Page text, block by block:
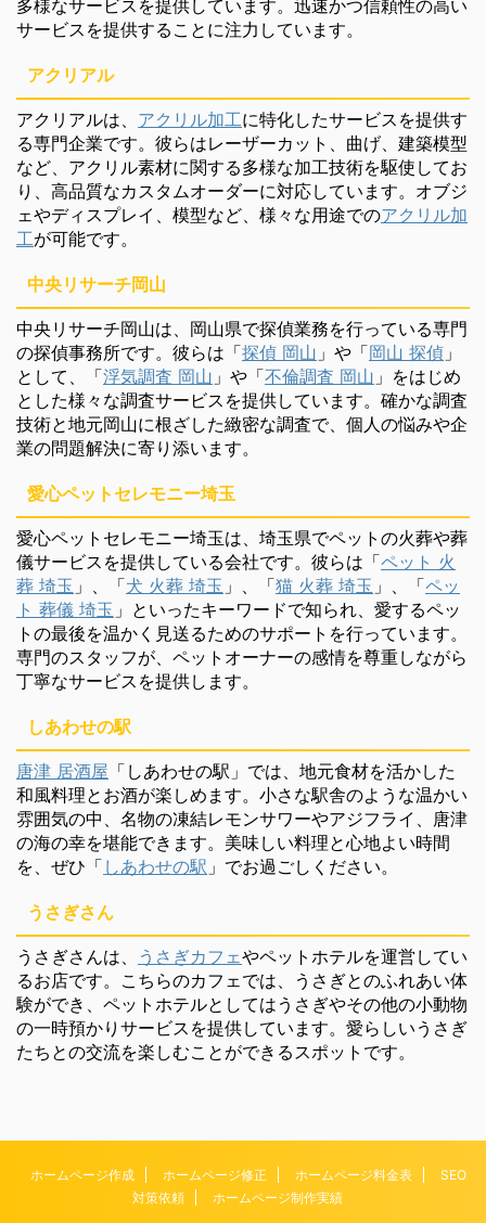
多様なサービスを提供しています。迅速かつ信頼性の高い
サービスを提供することに注力しています。
アクリアル
アクリアルは、 アクリル加工に特化したサービスを提供す
る専門企業です。彼らはレーザーカット、曲げ、建築模型
など、アクリル素材に関する多様な加工技術を駆使してお
り、高品質なカスタムオーダーに対応しています。オブジ
ェやディスプレイ、模型など、様々な用途でのアクリル加
工が可能です。
中央リサーチ岡山
中央リサーチ岡山は、岡山県で探偵業務を行っている専門
の探偵事務所です。彼らは「探偵 岡山 」や「岡山 探偵 」
として、「浮気調査 岡山 」や「不倫調査 岡山 」をはじめ
とした様々な調査サービスを提供しています。確かな調査
技術と地元岡山に根ざした緻密な調査で、個人の悩みや企
業の問題解決に寄り添います。
愛心ペットセレモニー埼玉
愛心ペットセレモニー埼玉は、埼玉県でペットの火葬や葬
儀サービスを提供している会社です。彼らは「ペット 火
葬 埼玉 」、「犬 火葬 埼玉 」、「猫 火葬 埼玉 」、「ペッ
ト 葬儀 埼玉 」といったキーワードで知られ、愛するペッ
トの最後を温かく見送るためのサポートを行っています。
専門のスタッフが、ペットオーナーの感情を尊重しながら
丁寧なサービスを提供します。
しあわせの駅
唐津 居酒屋 「しあわせの駅」では、地元食材を活かした
和風料理とお酒が楽しめます。小さな駅舎のような温かい
雰囲気の中、名物の凍結レモンサワーやアジフライ、唐津
の海の幸を堪能できます。美味しい料理と心地よい時間
を、ぜひ「 しあわせの駅 」でお過ごしください。
うさぎさん
うさぎさんは、 うさぎカフェやペットホテルを運営してい
るお店です。こちらのカフェでは、うさぎとのふれあい体
験ができ、ペットホテルとしてはうさぎやその他の小動物
の一時預かりサービスを提供しています。愛らしいうさぎ
たちとの交流を楽しむことができるスポットです。
ホームページ作成 ホームページ修正 ホームページ料金表
SEO
対策依頼
ホームページ制作実績